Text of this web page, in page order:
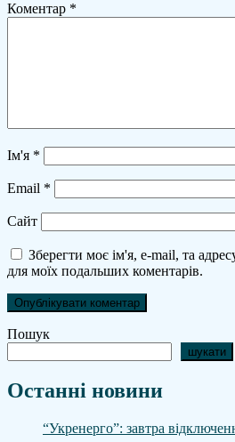
Коментар *
Ім'я *
Email *
Сайт
Зберегти моє ім'я, e-mail, та
для моїх подальших коментарів.
Пошук
шукати
Останні новини
“Укренерго”: завтра